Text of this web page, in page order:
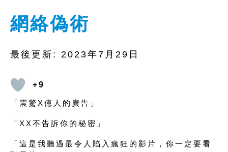
網絡偽術
最後更新: 2023年7月29日
+9
「震驚X億人的廣告」
「XX不告訴你的秘密」
「這是我聽過最令人陷入瘋狂的影片，你一定要看